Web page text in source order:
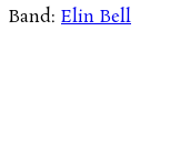
Band: Elin Bell